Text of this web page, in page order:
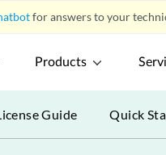
for answers to your
Products
Guide Quick